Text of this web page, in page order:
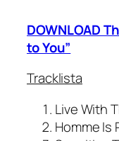
DOWNLOAD
to You”
Tracklista
Live With
Homme Is